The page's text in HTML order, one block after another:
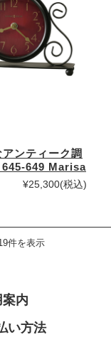
ンティーク調
645-649 Marisa
¥25,300(税込)
件を表示
内
い方法